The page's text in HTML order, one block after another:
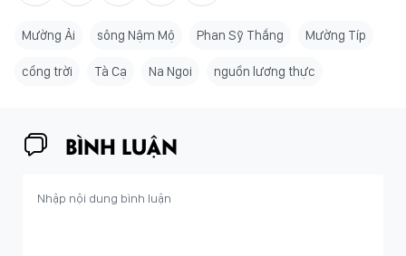
Mường Ải sông Nậm Mộ Phan Sỹ Thắng Mường Típ
cổng trời Tà Cạ Na Ngoi nguồn lương thực
BÌNH LUẬN